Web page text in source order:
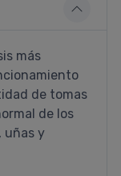
más
de tomas
de los
uñas y